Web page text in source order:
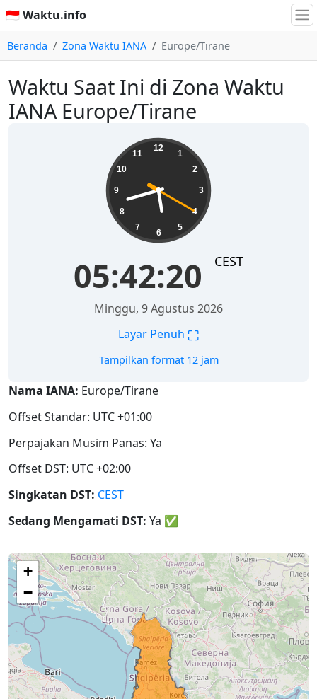
🇮🇩 Waktu.info
Beranda Zona Waktu IANA Europe/Tirane
Waktu Saat Ini di Zona Waktu
IANA Europe/Tirane
12
1
2
3
4
5
6
7
8
9
10
11
05:42:20 CEST
Minggu, 9 Agustus 2026
Layar Penuh ⛶
Tampilkan format 12 jam
Nama IANA: Europe/Tirane
Offset Standar: UTC +01:00
Perpajakan Musim Panas: Ya
Offset DST: UTC +02:00
Singkatan DST: CEST
Sedang Mengamati DST: Ya ✅
+
−